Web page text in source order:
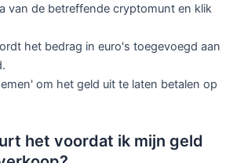
van de betreffende cryptomunt en klik
het bedrag in euro's toegevoegd aan
om het geld uit te laten betalen op
het voordat ik mijn geld